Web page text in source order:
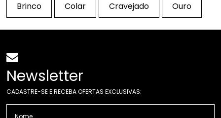
Brinco Colar Cravejado Ouro
Newsletter
CADASTRE-SE E RECEBA OFERTAS EXCLUSIVAS: